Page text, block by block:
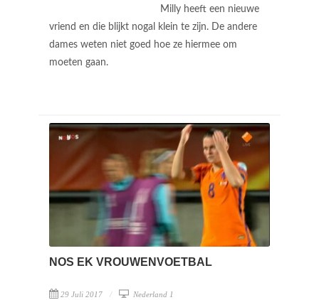
Milly heeft een nieuwe
vriend en die blijkt nogal klein te zijn. De andere
dames weten niet goed hoe ze hiermee om
moeten gaan.
NOS EK VROUWENVOETBAL
29 Juli 2017 Nederland 1